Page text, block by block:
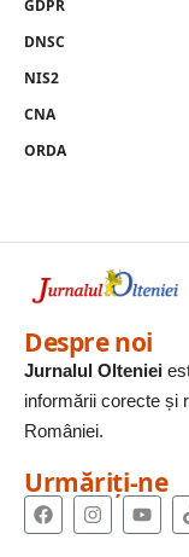
GDPR
DNSC
NIS2
CNA
ORDA
Despre noi
Jurnalul Olteniei
informării corecte și
României.
Urmăriți-ne